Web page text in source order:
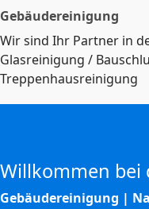
Gebäudereinigung
Wir sind Ihr Partner in
Glasreinigung /
Treppenhausreinigung
Willkommen bei
Gebäudereinigung |